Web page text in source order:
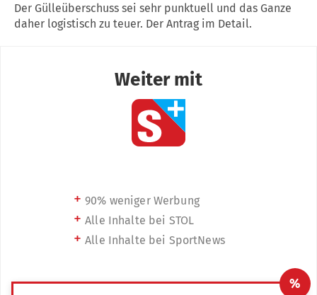
Der Gülleüberschuss sei sehr punktuell und das Ganze
daher logistisch zu teuer. Der Antrag im Detail.